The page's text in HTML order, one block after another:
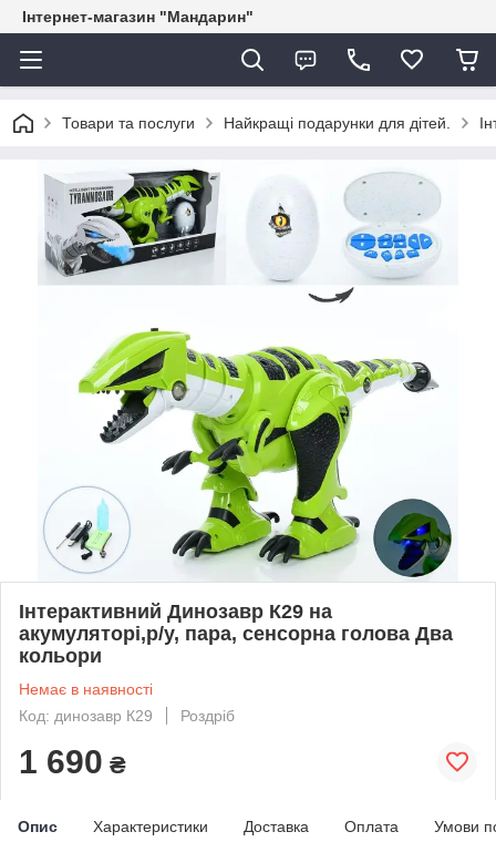
Інтернет-магазин "Мандарин"
Товари та послуги Найкращі подарунки для дітей.
Інтерактивний Динозавр К29 на
акумуляторі,р/у, пара, сенсорна голова Два
кольори
Немає в наявності
Код: динозавр К29
Роздріб
1 690 ₴
Опис Характеристики Доставка Оплата Умови